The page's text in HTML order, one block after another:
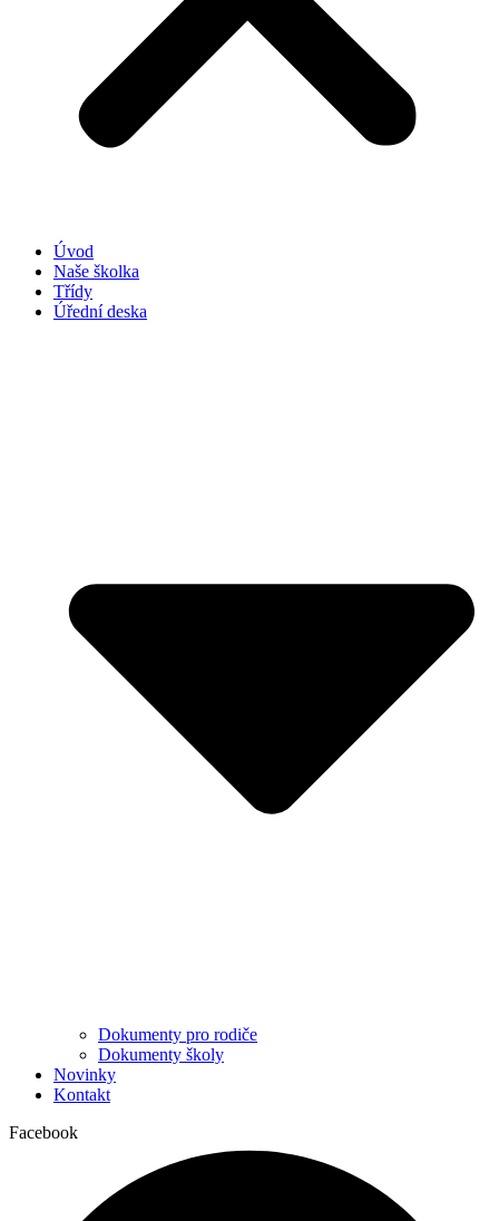
Úvod
Naše školka
Třídy
Úřední deska
Dokumenty pro rodiče
Dokumenty školy
Novinky
Kontakt
Facebook